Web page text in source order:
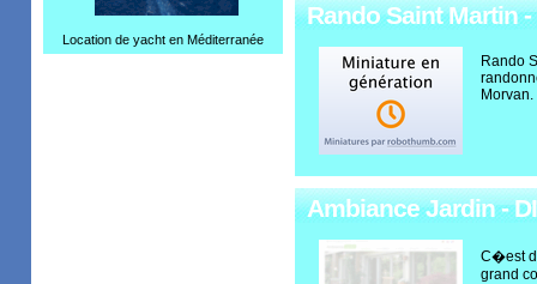
Location de yacht en Méditerranée
Rando Saint Martin -
Rando
Morvan.
Ambiance Jardin -
C�est
grand